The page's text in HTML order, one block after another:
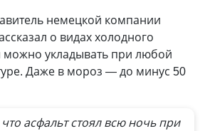
немецкой компании
о видах холодного
можно укладывать при любой
Даже в мороз — до минус 50
асфальт стоял всю ночь при